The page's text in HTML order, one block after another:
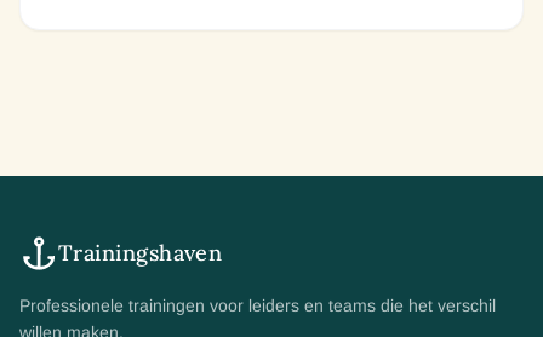
Trainingshaven
Professionele trainingen voor leiders en teams die het verschil
willen maken.